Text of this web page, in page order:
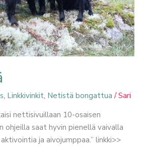
, Linkkivinkit, Netistä bongattua /Sari
nettisivuillaan 10-osaisen
ohjeilla saat hyvin pienellä vaivalla
ja aivojumppaa.” linkki>>